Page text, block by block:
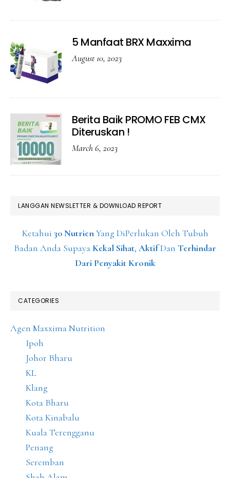
5 Manfaat BRX Maxxima
August 10, 2023
Berita Baik PROMO FEB CMX
Diteruskan !
March 6, 2023
LANGGAN NEWSLETTER & DOWNLOAD REPORT
Ketahui 30 NutrienYang DiPerlukan Oleh Tubuh
Badan Anda Supaya Kekal Sihat, AktifDan Terhindar
Dari Penyakit Kronik
CATEGORIES
Agen Maxxima Nutrition
Ipoh
Johor Bharu
KL
Klang
Kota Bharu
Kota Kinabalu
Kuala Terengganu
Penang
Seremban